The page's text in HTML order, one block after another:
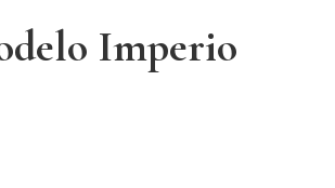
Imperio